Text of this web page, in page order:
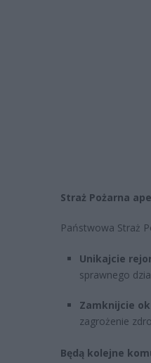
Straż Pożarna
Państwowa Straż
Unikajcie
sprawnego
Zamknijcie
zagrożenie
Będą kolejne